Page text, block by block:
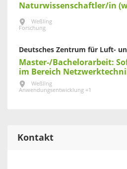
Naturwissenschaftler/in
Weßling
Forschung
Deutsches Zentrum für Luft-
Master-/Bachelorarbeit:
im Bereich
Weßling
Anwendungsentwicklung +1
Kontakt